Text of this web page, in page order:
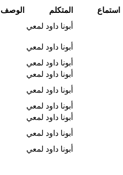
الوصف المتكلم
استماع
أبونا داود لمعي
أبونا داود لمعي
أبونا داود لمعي
أبونا داود لمعي
أبونا داود لمعي
أبونا داود لمعي
أبونا داود لمعي
أبونا داود لمعي
أبونا داود لمعي